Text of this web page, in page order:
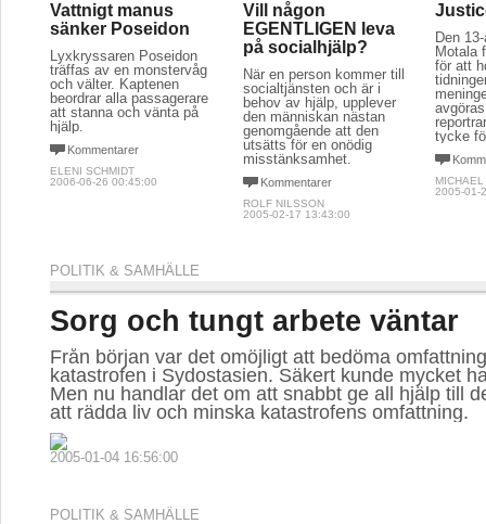
Vattnigt manus
sänker Poseidon
Lyxkryssaren Poseidon
träffas av en monstervåg
och välter. Kaptenen
beordrar alla passagerare
att stanna och vänta på
hjälp.
Kommentarer
ELENI SCHMIDT
2006-06-26 00:45:00
Vill någon
EGENTLIGEN leva
på socialhjälp?
När en person kommer till
socialtjänsten och är i
behov av hjälp, upplever
den människan nästan
genomgående att den
utsätts för en onödig
misstänksamhet.
Kommentarer
ROLF NILSSON
2005-02-17 13:43:00
Den
Motala
för att
tycke
2005-01-
POLITIK & SAMHÄLLE
Sorg och tungt arbete väntar
Från början var det omöjligt att bedöma
katastrofen i Sydostasien. Säkert kunde mycket
Men nu handlar det om att snabbt ge all hjälp till
att rädda liv och minska katastrofens omfattning.
2005-01-04 16:56:00
POLITIK & SAMHÄLLE